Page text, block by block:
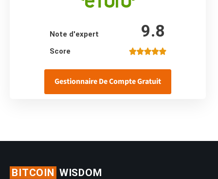
Note d'expert 9.8
Score
Gestionnaire De Compte Gratuit
BITCOIN WISDOM